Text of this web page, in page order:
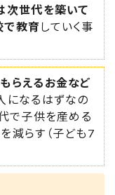
次世代を築いて
で教育していく事
らえるお金など
になるはずなの
で子供を産める
減らす（子ども7